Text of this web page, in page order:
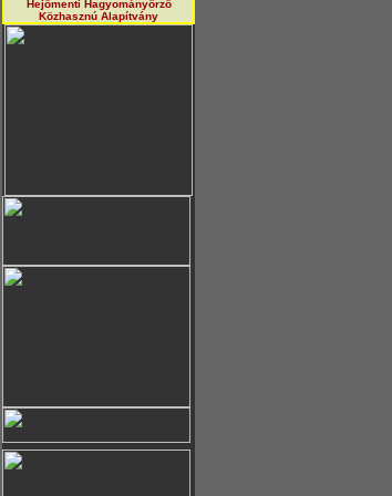
Hejőmenti Hagyományörző
Közhasznú Alapítvány